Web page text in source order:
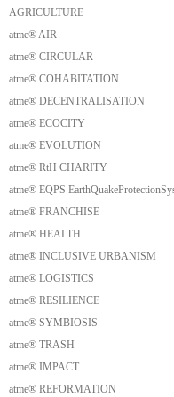
AGRICULTURE
atme® AIR
atme® CIRCULAR
atme® COHABITATION
atme® DECENTRALISATION
atme® ECOCITY
atme® EVOLUTION
atme® RtH CHARITY
atme® EQPS
atme® FRANCHISE
atme® HEALTH
atme® INCLUSIVE URBANISM
atme® LOGISTICS
atme® RESILIENCE
atme® SYMBIOSIS
atme® TRASH
atme® IMPACT
atme® REFORMATION
konzipiert, dass wir auf
zugelassene Größe für den
Wir benötigen keinen
kleinen Anhängern haben
Transportmittel zu
die kleinen Module der
Weise auf die Anhänger und
Somit benötigen wir auch
Auch der weitere Transport
Lösung sehr effizient und
Vertikale Erweiterung der
Unsere Biwakschachteln
praktische Stapelbarkeit.
Biwakschachteln
erzeugen. Die Erschließung
einen zusätzlich angestelltes
dienen kann. Es ist aber